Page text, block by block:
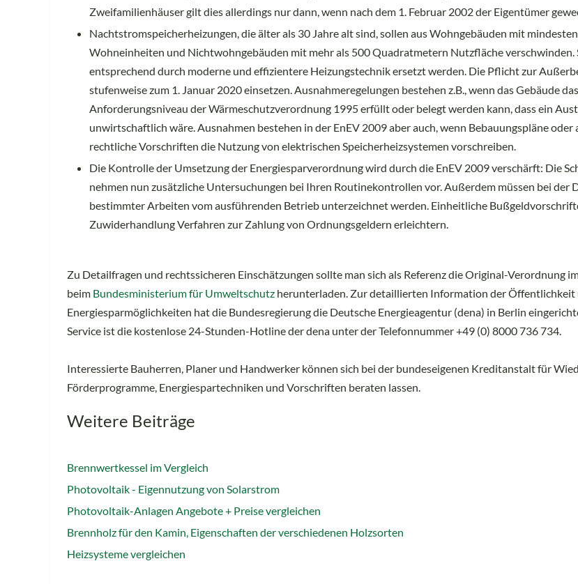
Zweifamilienhäuser gilt dies allerdings nur dann, wenn nach dem 1. Februar 2002 der Eigentümer
Nachtstromspeicherheizungen, die älter als 30 Jahre alt sind, sollen aus Wohngebäuden mit
Wohneinheiten und Nichtwohngebäuden mit mehr als 500 Quadratmetern Nutzfläche verschwinden.
entsprechend durch moderne und effizientere Heizungstechnik ersetzt werden. Die Pflicht zur
stufenweise zum 1. Januar 2020 einsetzen. Ausnahmeregelungen bestehen z.B., wenn das Gebäude das
Anforderungsniveau der Wärmeschutzverordnung 1995 erfüllt oder belegt werden kann, dass ein
unwirtschaftlich wäre. Ausnahmen bestehen in der EnEV 2009 aber auch, wenn Bebauungspläne
rechtliche Vorschriften die Nutzung von elektrischen Speicherheizsystemen vorschreiben.
Die Kontrolle der Umsetzung der Energiesparverordnung wird durch die EnEV 2009 verschärft: Die
nehmen nun zusätzliche Untersuchungen bei Ihren Routinekontrollen vor. Außerdem müssen bei der
bestimmter Arbeiten vom ausführenden Betrieb unterzeichnet werden. Einheitliche
Zuwiderhandlung Verfahren zur Zahlung von Ordnungsgeldern erleichtern.
Zu Detailfragen und rechtssicheren Einschätzungen sollte man sich als Referenz die Original-Verordnung
beim Bundesministerium für Umweltschutz herunterladen. Zur detaillierten Information der Öffentlichkeit
Energiesparmöglichkeiten hat die Bundesregierung die Deutsche Energieagentur (dena) in Berlin
Service ist die kostenlose 24-Stunden-Hotline der dena unter der Telefonnummer +49 (0) 8000 736 734.
Interessierte Bauherren, Planer und Handwerker können sich bei der bundeseigenen Kreditanstalt für
Förderprogramme, Energiespartechniken und Vorschriften beraten lassen.
Weitere Beiträge
Brennwertkessel im Vergleich
Photovoltaik - Eigennutzung von Solarstrom
Photovoltaik-Anlagen Angebote + Preise vergleichen
Brennholz für den Kamin, Eigenschaften der verschiedenen Holzsorten
Heizsysteme vergleichen